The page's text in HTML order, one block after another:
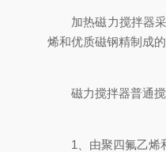
加热磁力搅拌器采
烯和优质磁钢精制成
磁力搅拌器普通搅
1、由聚四氟乙烯和